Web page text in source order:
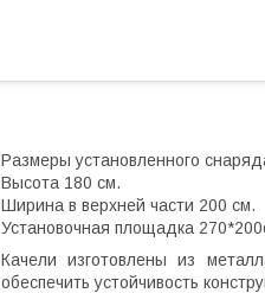
Размеры установленного
Высота 180 см.
Ширина в верхней части 200 см.
Установочная площадка
Качели изготовлены из
обеспечить устойчивость